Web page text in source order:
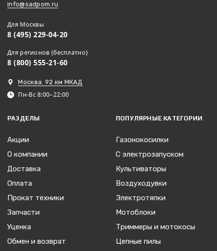
info@sadpom.ru
Для Москвы
8 (495) 229-04-20
Для регионов (бесплатно)
8 (800) 555-21-60
Москва. 92 км МКАД
Пн-Вс 8:00–22:00
РАЗДЕЛЫ
Акции
О компании
Доставка
Оплата
Прокат техники
Запчасти
Уценка
Обмен и возврат
ПОПУЛЯРНЫЕ КАТЕГОРИИ
Газонокосилки
С электрозапуском
Культиваторы
Воздуходувки
Электротяпки
Мотоблоки
Триммеры и мотокосы
Цепные пилы